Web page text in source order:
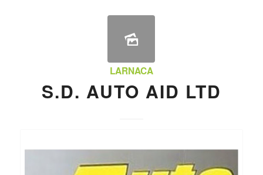
LARNACA
S.D. AUTO AID LTD